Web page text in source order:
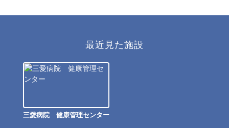
最近見た施設
三愛病院 健康管理センター